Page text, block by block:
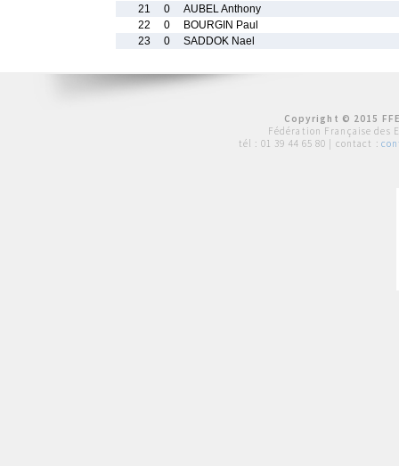
21
0
AUBEL Anthony
22
0
BOURGIN Paul
23
0 SADDOK Nael
Copyright © 2015
Fédération Française des
tél : 01 39 44 65 80 | contact :